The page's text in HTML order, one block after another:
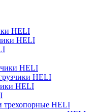
HELI
HELI
HELI
HELI
HELI
трехопорные HELI